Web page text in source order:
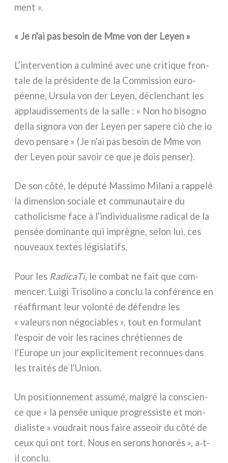
ment ».
« Je n'ai pas besoin de Mme von der Leyen »
L’intervention a cul­mi­né avec une cri­ti­que fron­
ta­le de la pré­si­den­te de la Commission euro­
péen­ne, Ursula von der Leyen, déclen­chant les
applau­dis­se­men­ts de la sal­le : « Non ho biso­gno
del­la signo­ra von der Leyen per sape­re ciò che io
devo pen­sa­re » (Je n'ai pas besoin de Mme von
der Leyen pour savoir ce que je dois pen­ser).
De son côté, le dépu­té Massimo Milani a rap­pe­lé
la dimen­sion socia­le et com­mu­nau­tai­re du
catho­li­ci­sme face à l'individualisme radi­cal de la
pen­sée domi­nan­te qui imprè­gne, selon lui, ces
nou­veaux tex­tes légi­sla­tifs.
Pour les RadicaTi, le com­bat ne fait que com­
men­cer. Luigi Trisolino a con­clu la con­fé­ren­ce en
réaf­fir­mant leur volon­té de défen­dre les
« valeurs non négo­cia­bles », tout en for­mu­lant
l'espoir de voir les raci­nes chré­tien­nes de
l'Europe un jour expli­ci­te­ment recon­nues dans
les trai­tés de l'Union.
Un posi­tion­ne­ment assu­mé, mal­gré la con­scien­
ce que « la pen­sée uni­que pro­gres­si­ste et mon­
dia­li­ste » vou­drait nous fai­re asseoir du côté de
ceux qui ont tort. Nous en serons hono­rés », a‑t-
il con­clu.